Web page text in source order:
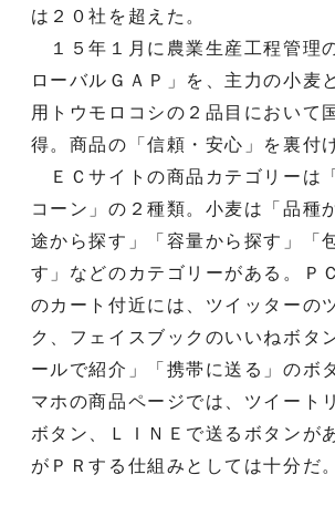
は２０社を超えた。
１５年１月に農業生産工程管理
ローバルＧＡＰ」を、主力の小麦
用トウモロコシの２品目において
得。商品の「信頼・安心」を裏付
ＥＣサイトの商品カテゴリーは
コーン」の２種類。小麦は「品種
途から探す」「容量から探す」「
す」などのカテゴリーがある。Ｐ
のカート付近には、ツイッターの
ク、フェイスブックのいいねボタ
ールで紹介」「携帯に送る」のボ
マホの商品ページでは、ツイート
ボタン、ＬＩＮＥで送るボタンが
がＰＲする仕組みとしては十分だ。